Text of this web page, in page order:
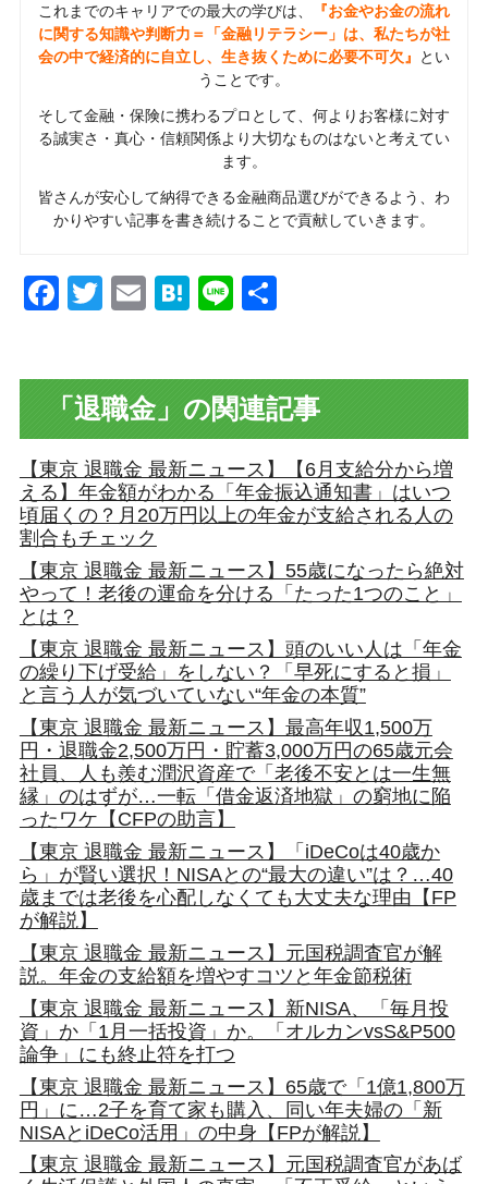
これまでのキャリアでの最大の学びは、
『お金やお金の流れ
に関する知識や判断力＝「金融リテラシー」は、私たちが社
会の中で経済的に自立し、生き抜くために必要不可欠』
とい
うことです。
そして金融・保険に携わるプロとして、何よりお客様に対す
る誠実さ・真心・信頼関係より大切なものはないと考えてい
ます。
皆さんが安心して納得できる金融商品選びができるよう、わ
かりやすい記事を書き続けることで貢献していきます。
Facebook
Twitter
EmailHatena
Line共
「退職金」の関連記事
【東京 退職金 最新ニュース】【6月支給分から増
える】年金額がわかる「年金振込通知書」はいつ
頃届くの？月20万円以上の年金が支給される人の
割合もチェック
【東京 退職金 最新ニュース】55歳になったら絶対
やって！老後の運命を分ける「たった1つのこと」
とは？
【東京 退職金 最新ニュース】頭のいい人は「年金
の繰り下げ受給」をしない？「早死にすると損」
と言う人が気づいていない“年金の本質”
【東京 退職金 最新ニュース】最高年収1,500万
円・退職金2,500万円・貯蓄3,000万円の65歳元会
社員、人も羨む潤沢資産で「老後不安とは一生無
縁」のはずが…一転「借金返済地獄」の窮地に陥
ったワケ【CFPの助言】
【東京 退職金 最新ニュース】「iDeCoは40歳か
ら」が賢い選択！NISAとの“最大の違い”は？…40
歳までは老後を心配しなくても大丈夫な理由【FP
が解説】
【東京 退職金 最新ニュース】元国税調査官が解
説。年金の支給額を増やすコツと年金節税術
【東京 退職金 最新ニュース】新NISA、「毎月投
資」か「1月一括投資」か。「オルカンvsS&P500
論争」にも終止符を打つ
【東京 退職金 最新ニュース】65歳で「1億1,800万
円」に…2子を育て家も購入、同い年夫婦の「新
NISAとiDeCo活用」の中身【FPが解説】
【東京 退職金 最新ニュース】元国税調査官があば